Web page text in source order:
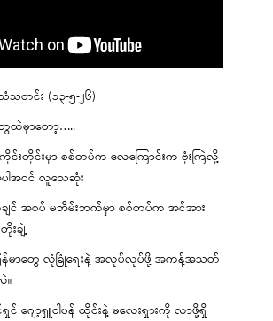
သတင်း (၁၃-၅-၂၆)
ထဲမှာတော့…..
စ်ကိုင်းတိုင်းမှာ စစ်တပ်က လေကြောင်းက ဗုံးကြဲလို့
ါအဝင် လူသေဆုံး
ချင် အစပ် မဘိမ်းဘက်မှာ စစ်တပ်က အင်အား
းချဲ့
ြန်မာတွေ လုံခြုံရေးနဲ့ အလုပ်လုပ်ဖို့ အကန့်အသတ်
ရှင် ဂျော့ရှူဝါဗန် ထိုင်းနဲ့ မလေးရှားကို လာဖို့ရှိ